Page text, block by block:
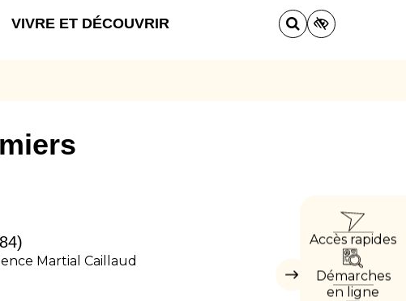
VIVRE ET DÉCOUVRIR
Masquer
Accès rapides
Démarches
en ligne
Martial Caillaud